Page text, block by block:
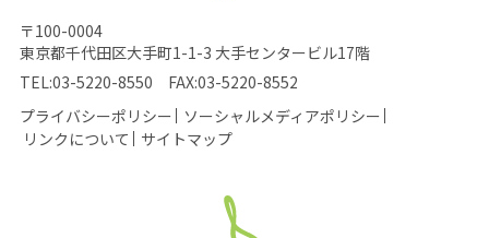
〒100-0004
東京都千代田区大手町1-1-3 大手センタービル17階
TEL:03-5220-8550 FAX:03-5220-8552
プライバシーポリシー
ソーシャルメディアポリシー
リンクについて
サイトマップ